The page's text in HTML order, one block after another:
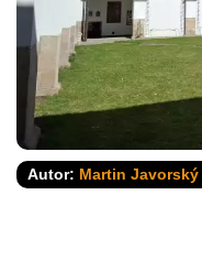
Autor: Martin Javorský